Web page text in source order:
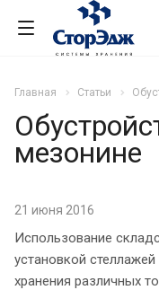
Главная Статьи
мезонине
21 июня 2016
Использование
установкой
хранения различных